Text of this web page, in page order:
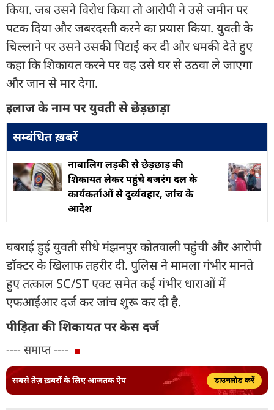
किया. जब उसने विरोध किया तो आरोपी ने उसे जमीन पर
पटक दिया और जबरदस्ती करने का प्रयास किया. युवती के
चिल्लाने पर उसने उसकी पिटाई कर दी और धमकी देते हुए
कहा कि शिकायत करने पर वह उसे घर से उठवा ले जाएगा
और जान से मार देगा.
इलाज के नाम पर युवती से छेड़छाड़ा
सम्बंधित ख़बरें
नाबालिग लड़की से छेड़छाड़ की
शिकायत लेकर पहुंचे बजरंग दल के
कार्यकर्ताओं से दुर्व्यवहार, जांच के
आदेश
घबराई हुई युवती सीधे मंझनपुर कोतवाली पहुंची और आरोपी
डॉक्टर के खिलाफ तहरीर दी. पुलिस ने मामला गंभीर मानते
हुए तत्काल SC/ST एक्ट समेत कई गंभीर धाराओं में
एफआईआर दर्ज कर जांच शुरू कर दी है.
पीड़िता की शिकायत पर केस दर्ज
---- समाप्त ----
सबसे तेज़ ख़बरों के लिए आजतक ऐप डाउनलोड करें